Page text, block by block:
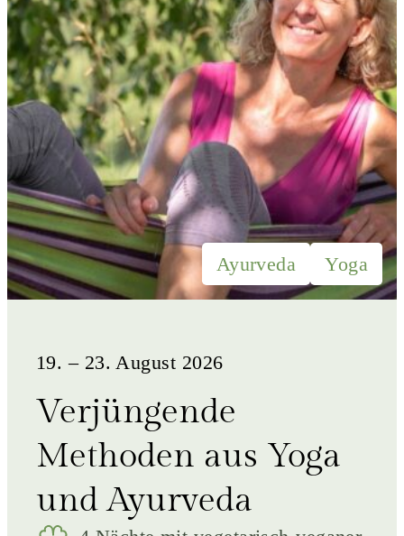
Kreativ Yoga
19. – 23. August 2026
Kreative Auszeit –
4 Nächte mit vegetarisch-veganer
Vollverpflegung
Programmleitung: Hannelore
Maier-Miko